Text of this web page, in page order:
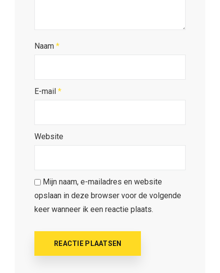
Naam *
E-mail *
Website
Mijn naam, e-mailadres en website
opslaan in deze browser voor de volgende
keer wanneer ik een reactie plaats.